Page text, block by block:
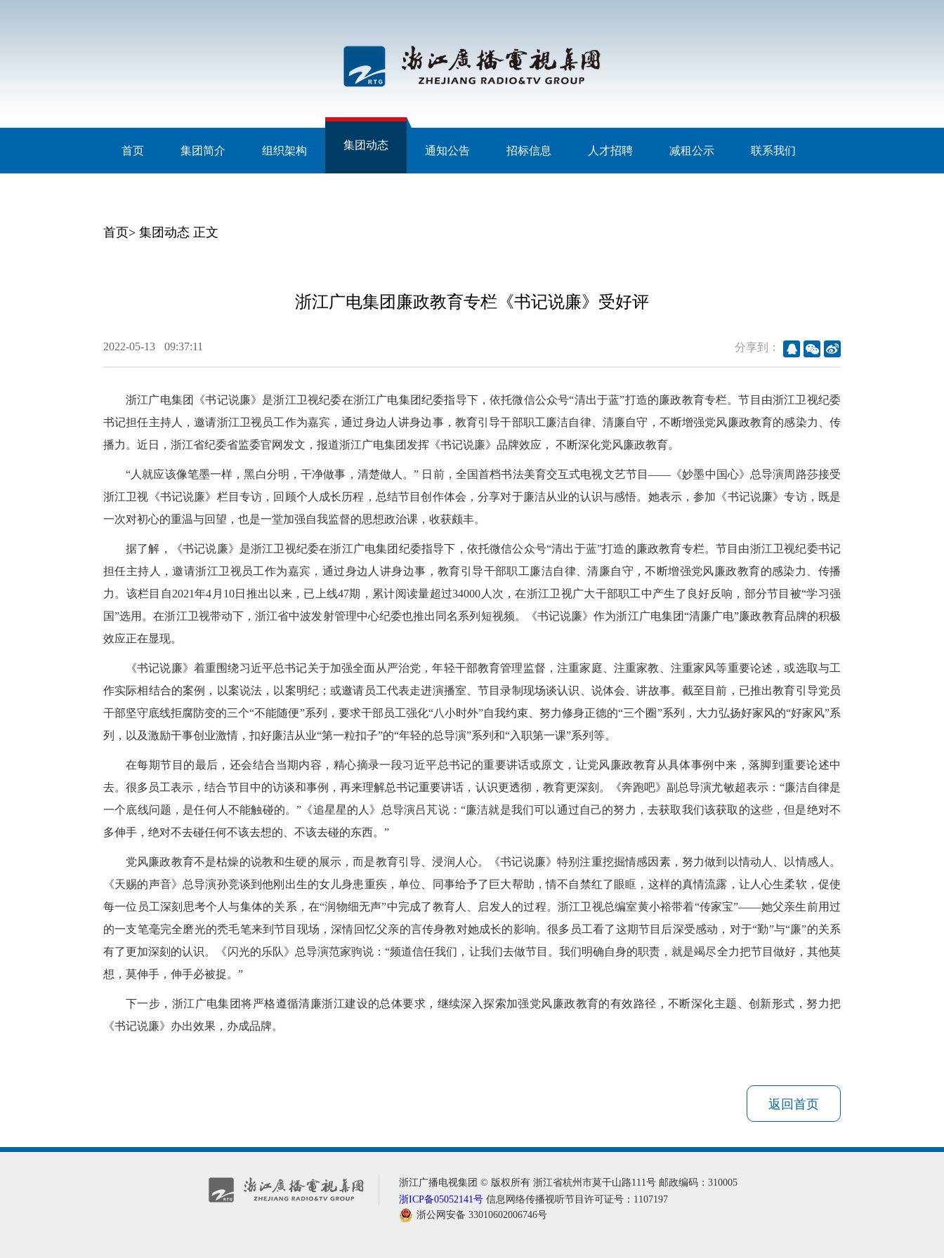
首页 集团简介 组织架构 集团动态 通知公告 招标信息 人才招聘 减租公示 联系我们
首页> 集团动态 正文
浙江广电集团廉政教育专栏《书记说廉》受好评
2022-05-13 09:37:11 分享到：
浙江广电集团《书记说廉》是浙江卫视纪委在浙江广电集团纪委指导下，依托微信公众号“清出于蓝”打造的廉政教育专栏。节目由浙江卫视纪委
书记担任主持人，邀请浙江卫视员工作为嘉宾，通过身边人讲身边事，教育引导干部职工廉洁自律、清廉自守，不断增强党风廉政教育的感染力、传
播力。近日，浙江省纪委省监委官网发文，报道浙江广电集团发挥《书记说廉》品牌效应， 不断深化党风廉政教育。
“人就应该像笔墨一样，黑白分明，干净做事，清楚做人。” 日前，全国首档书法美育交互式电视文艺节目——《妙墨中国心》总导演周路莎接受
浙江卫视《书记说廉》栏目专访，回顾个人成长历程，总结节目创作体会，分享对于廉洁从业的认识与感悟。她表示，参加《书记说廉》专访，既是
一次对初心的重温与回望，也是一堂加强自我监督的思想政治课，收获颇丰。
据了解，《书记说廉》是浙江卫视纪委在浙江广电集团纪委指导下，依托微信公众号“清出于蓝”打造的廉政教育专栏。节目由浙江卫视纪委书记
担任主持人，邀请浙江卫视员工作为嘉宾，通过身边人讲身边事，教育引导干部职工廉洁自律、清廉自守，不断增强党风廉政教育的感染力、传播
力。该栏目自2021年4月10日推出以来，已上线47期，累计阅读量超过34000人次，在浙江卫视广大干部职工中产生了良好反响，部分节目被“学习强
国”选用。在浙江卫视带动下，浙江省中波发射管理中心纪委也推出同名系列短视频。《书记说廉》作为浙江广电集团“清廉广电”廉政教育品牌的积极
效应正在显现。
《书记说廉》着重围绕习近平总书记关于加强全面从严治党，年轻干部教育管理监督，注重家庭、注重家教、注重家风等重要论述，或选取与工
作实际相结合的案例，以案说法，以案明纪；或邀请员工代表走进演播室、节目录制现场谈认识、说体会、讲故事。截至目前，已推出教育引导党员
干部坚守底线拒腐防变的三个“不能随便”系列，要求干部员工强化“八小时外”自我约束、努力修身正德的“三个圈”系列，大力弘扬好家风的“好家风”系
列，以及激励干事创业激情，扣好廉洁从业“第一粒扣子”的“年轻的总导演”系列和“入职第一课”系列等。
在每期节目的最后，还会结合当期内容，精心摘录一段习近平总书记的重要讲话或原文，让党风廉政教育从具体事例中来，落脚到重要论述中
去。很多员工表示，结合节目中的访谈和事例，再来理解总书记重要讲话，认识更透彻，教育更深刻。《奔跑吧》副总导演尤敏超表示：“廉洁自律是
一个底线问题，是任何人不能触碰的。”《追星星的人》总导演吕芃说：“廉洁就是我们可以通过自己的努力，去获取我们该获取的这些，但是绝对不
多伸手，绝对不去碰任何不该去想的、不该去碰的东西。”
党风廉政教育不是枯燥的说教和生硬的展示，而是教育引导、浸润人心。《书记说廉》特别注重挖掘情感因素，努力做到以情动人、以情感人。
《天赐的声音》总导演孙竞谈到他刚出生的女儿身患重疾，单位、同事给予了巨大帮助，情不自禁红了眼眶，这样的真情流露，让人心生柔软，促使
每一位员工深刻思考个人与集体的关系，在“润物细无声”中完成了教育人、启发人的过程。浙江卫视总编室黄小裕带着“传家宝”——她父亲生前用过
的一支笔毫完全磨光的秃毛笔来到节目现场，深情回忆父亲的言传身教对她成长的影响。很多员工看了这期节目后深受感动，对于“勤”与“廉”的关系
有了更加深刻的认识。《闪光的乐队》总导演范家驹说：“频道信任我们，让我们去做节目。我们明确自身的职责，就是竭尽全力把节目做好，其他莫
想，莫伸手，伸手必被捉。”
下一步，浙江广电集团将严格遵循清廉浙江建设的总体要求，继续深入探索加强党风廉政教育的有效路径，不断深化主题、创新形式，努力把
《书记说廉》办出效果，办成品牌。
返回首页
浙江广播电视集团 © 版权所有 浙江省杭州市莫干山路111号 邮政编码：310005
浙ICP备05052141号 信息网络传播视听节目许可证号：1107197
浙公网安备 33010602006746号